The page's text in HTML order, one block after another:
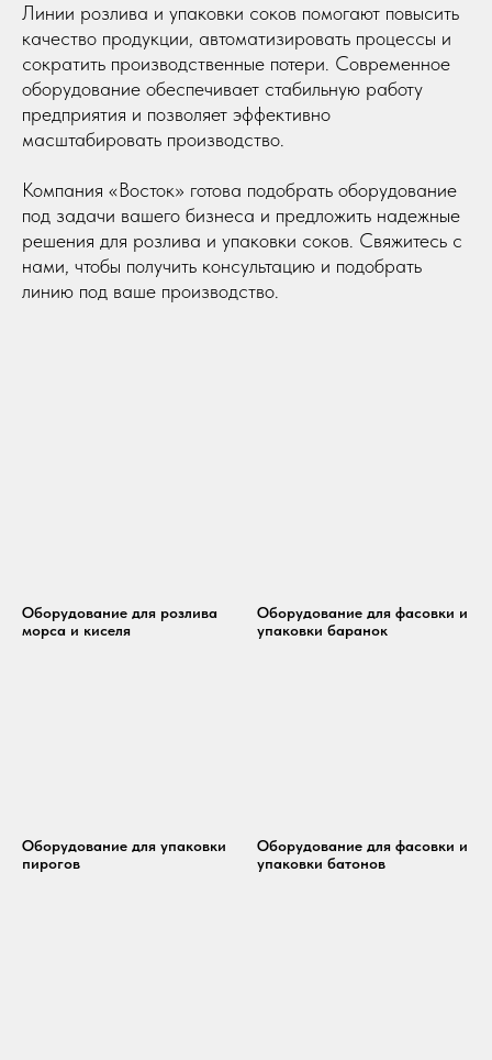
Линии розлива и упаковки соков помогают повысить
качество продукции, автоматизировать процессы и
сократить производственные потери. Современное
оборудование обеспечивает стабильную работу
предприятия и позволяет эффективно
масштабировать производство.
Компания «Восток» готова подобрать оборудование
под задачи вашего бизнеса и предложить надежные
решения для розлива и упаковки соков. Свяжитесь с
нами, чтобы получить консультацию и подобрать
линию под ваше производство.
Оборудование для розлива
морса и киселя
Оборудование для фасовки и
упаковки баранок
Оборудование для упаковки
пирогов
Оборудование для фасовки и
упаковки батонов